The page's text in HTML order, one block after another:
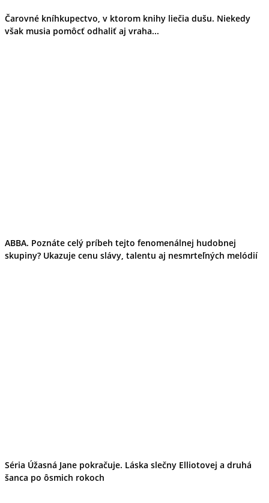
Čarovné kníhkupectvo, v ktorom knihy liečia dušu. Niekedy
však musia pomôcť odhaliť aj vraha...
ABBA. Poznáte celý príbeh tejto fenomenálnej hudobnej
skupiny? Ukazuje cenu slávy, talentu aj nesmrteľných melódií
Séria Úžasná Jane pokračuje. Láska slečny Elliotovej a druhá
šanca po ôsmich rokoch